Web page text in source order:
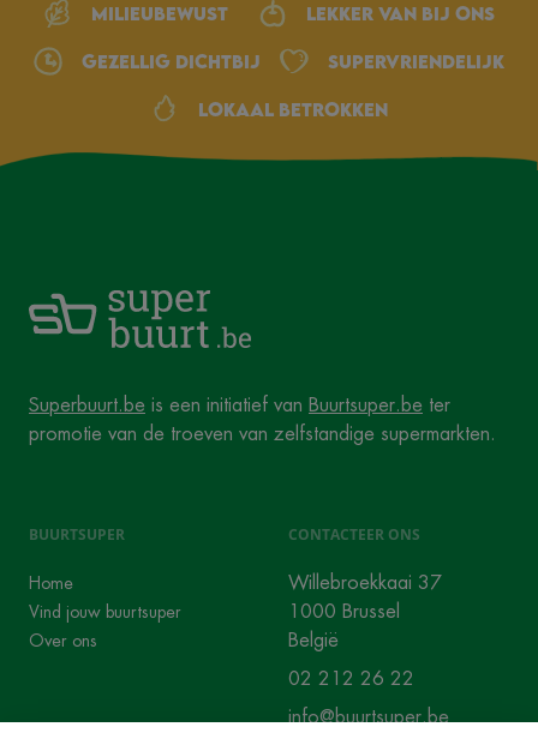
Milieubewust Lekker van bij ons
Gezellig dichtbij Supervriendelijk
Lokaal betrokken
Superbuurt.be is een initiatief van Buurtsuper.be ter
promotie van de troeven van zelfstandige supermarkten.
BUURTSUPER
Home
Vind jouw buurtsuper
Over ons
CONTACTEER ONS
Willebroekkaai 37
1000 Brussel
België
02 212 26 22
info@buurtsuper.be